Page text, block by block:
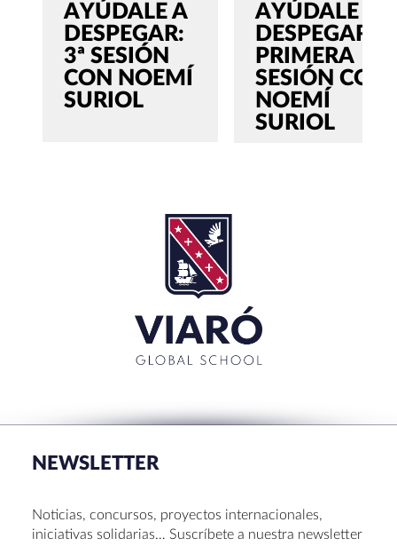
AYÚDALE A
DESPEGAR:
3ª SESIÓN
CON NOEMÍ
SURIOL
AYÚDALE A
DESPEGAR:
PRIMERA
SESIÓN CON
NOEMÍ
SURIOL
La Muestra de Artes 2026: creatividad, música y
Congreso UNIV 2026
Hábitos saludables: 8 consejos prácticos para
NEWSLETTER
Noticias, concursos, proyectos internacionales,
iniciativas solidarias… Suscríbete a nuestra newsletter